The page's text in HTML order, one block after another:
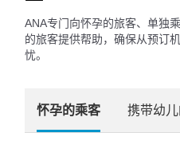
ANA专门向怀孕的旅客、单独
的旅客提供帮助，确保从预订
忧。
怀孕的乘客 携带幼